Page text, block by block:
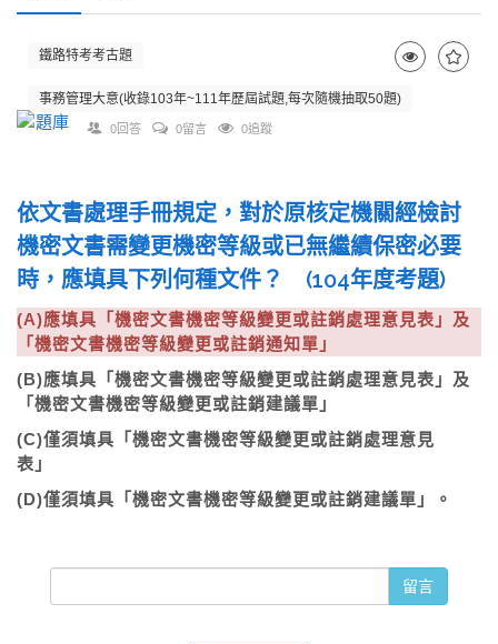
鐵路特考考古題
事務管理大意(收錄103年~111年歷屆試題,每次隨機抽取50題)
0回答 0留言 0追蹤
依文書處理手冊規定，對於原核定機關經檢討
機密文書需變更機密等級或已無繼續保密必要
時，應填具下列何種文件？ (104年度考題)
(A)應填具「機密文書機密等級變更或註銷處理意見表」及
「機密文書機密等級變更或註銷通知單」
(B)應填具「機密文書機密等級變更或註銷處理意見表」及
「機密文書機密等級變更或註銷建議單」
(C)僅須填具「機密文書機密等級變更或註銷處理意見
表」
(D)僅須填具「機密文書機密等級變更或註銷建議單」。
留言